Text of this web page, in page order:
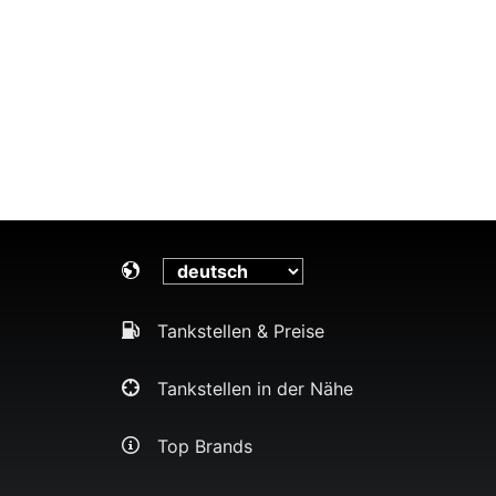
Tankstellen & Preise
Tankstellen in der Nähe
Top Brands